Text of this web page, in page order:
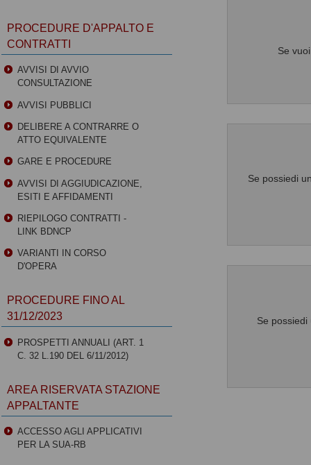
Se
Se possiedi
Se
PROCEDURE D'APPALTO E
CONTRATTI
AVVISI DI AVVIO
CONSULTAZIONE
AVVISI PUBBLICI
DELIBERE A CONTRARRE O
ATTO EQUIVALENTE
GARE E PROCEDURE
AVVISI DI AGGIUDICAZIONE,
ESITI E AFFIDAMENTI
RIEPILOGO CONTRATTI -
LINK BDNCP
VARIANTI IN CORSO
D'OPERA
PROCEDURE FINO AL
31/12/2023
PROSPETTI ANNUALI (ART. 1
C. 32 L.190 DEL 6/11/2012)
AREA RISERVATA STAZIONE
APPALTANTE
ACCESSO AGLI APPLICATIVI
PER LA SUA-RB